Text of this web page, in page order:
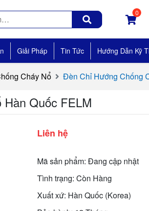
0
Giải Pháp Tin Tức Hướng Dẫn Kỹ
Cháy Nổ Đèn Chỉ Hướng Chống
Quốc FELM
Liên hệ
Mã sản phẩm: Đang cập nhật
Tình trạng: Còn Hàng
Xuất xứ: Hàn Quốc (Korea)